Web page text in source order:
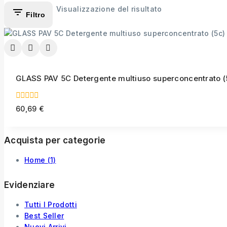
Filtro
Visualizzazione del risultato
GLASS PAV 5C Detergente multiuso superconcentrato
0
60,69 €
Acquista per categorie
Home (1)
Evidenziare
Tutti I Prodotti
Best Seller